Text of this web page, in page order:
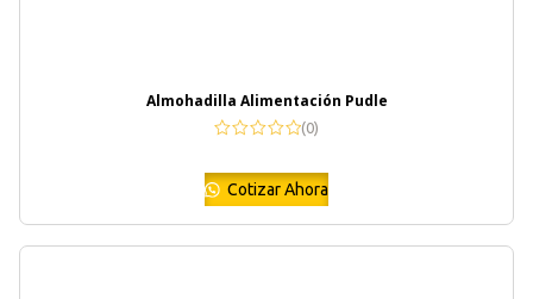
Almohadilla Alimentación Pudle
(0)
Cotizar Ahora